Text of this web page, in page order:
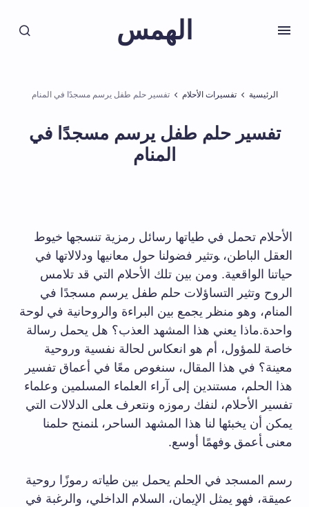
الهمس
الرئيسية تفسيرات الأحلام تفسير حلم طفل يرسم مسجدًا في المنام
تفسير حلم طفل يرسم مسجدًا في
المنام
الأحلام تحمل في طياتها رسائل ⁤رمزية​ تنسجها خيوط
العقل الباطن، ‍وتثير فضولنا ⁣حول ⁣معانيها ودلالاتها في
حياتنا ‌الواقعية. ومن بين تلك الأحلام التي ⁤قد تلامس
الروح‌ وتثير التساؤلات حلم ⁢طفل يرسم مسجدًا ⁢في
المنام،‍ وهو منظر⁤ يجمع​ بين البراءة‍ والروحانية في لوحة
واحدة.ماذا يعني هذا المشهد العذب؟ ‌هل يحمل رسالة
خاصة للمؤول، أم⁢ هو انعكاس لحالة نفسية وروحية
معينة؟ ⁤في هذا المقال، سنغوص معًا في أعماق تفسير
هذا ​الحلم،‍ مستندين إلى آراء العلماء المسلمين ⁣وعلماء​
تفسير الأحلام، لنفك رموزه ​ونتعرف ‍على الدلالات التي
يمكن أن يخبئها‌ لنا هذا المشهد الساحر، ‍لنمنح حلمنا
معنى ‍أعمق ‍وفهمًا أوسع.
رسم ⁢المسجد في ⁢الحلم يحمل ​بين طياته رموزًا روحية
عميقة، فهو يمثل الإيمان،‍ السلام الداخلي،⁣ والرغبة ⁤في